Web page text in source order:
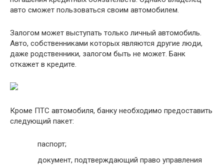
авто сможет пользоваться своим автомобилем.
Залогом может выступать только личный автомобиль.
Авто, собственниками которых являются другие люди,
даже родственники, залогом быть не может. Банк
откажет в кредите.
Кроме ПТС автомобиля, банку необходимо предоставить
следующий пакет:
паспорт;
документ, подтверждающий право управления